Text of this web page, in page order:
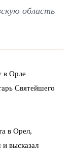
область
в Орле
Святейшего
в Орел,
высказал